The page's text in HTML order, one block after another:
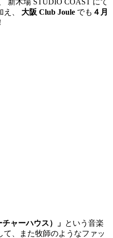
え、 大阪 Club Joule でも ４月
チャーハウス）」 という音楽
て、また牧師のようなファッ